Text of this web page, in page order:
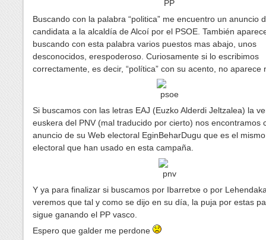
Buscando con la palabra “politica” me encuentro un anuncio
candidata a la alcaldía de Alcoí por el PSOE. También
buscando con esta palabra varios puestos mas abajo, unos
desconocidos, erespoderoso. Curiosamente si lo escribimos
correctamente, es decir, “política” con su acento, no aparece
Si buscamos con las letras EAJ (Euzko Alderdi Jeltzalea) la
euskera del PNV (mal traducido por cierto) nos encontramos
anuncio de su Web electoral EginBeharDugu que es el
electoral que han usado en esta campaña.
Y ya para finalizar si buscamos por Ibarretxe o por
veremos que tal y como se dijo en su día, la puja por estas
sigue ganando el PP vasco.
Espero que galder me perdone